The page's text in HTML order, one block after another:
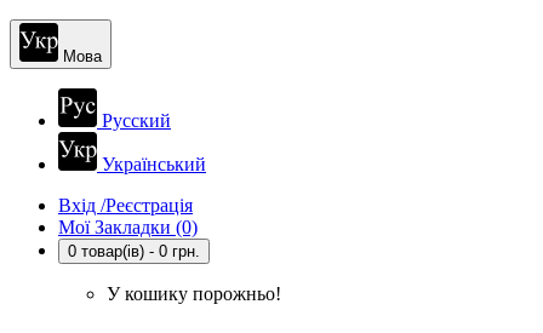
Мова
Русский
Український
Вхід /Реєстрація
Мої Закладки (0)
0 товар(ів) - 0 грн.
У кошику порожньо!